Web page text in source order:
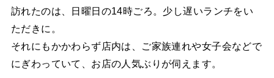
訪れたのは、日曜日の14時ごろ。少し遅いランチをい
ただきに。
それにもかかわらず店内は、ご家族連れや女子会などで
にぎわっていて、お店の人気ぶりが伺えます。